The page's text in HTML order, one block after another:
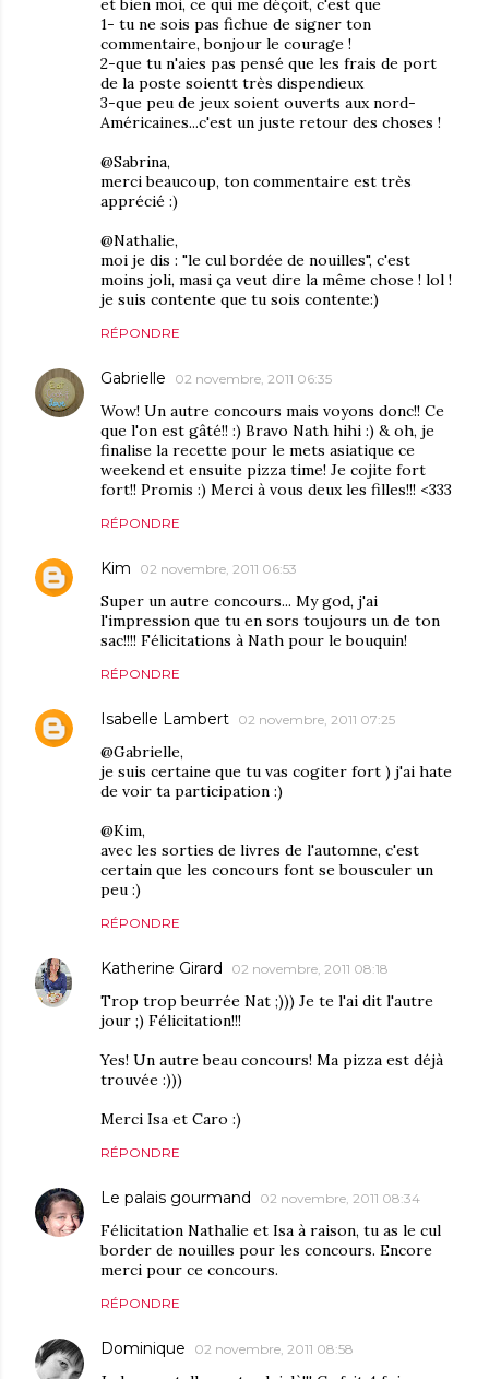
et bien moi, ce qui me déçoit, c'est que
1- tu ne sois pas fichue de signer ton
commentaire, bonjour le courage !
2-que tu n'aies pas pensé que les frais de port
de la poste soientt très dispendieux
3-que peu de jeux soient ouverts aux nord-
Américaines...c'est un juste retour des choses !
@Sabrina,
merci beaucoup, ton commentaire est très
apprécié :)
@Nathalie,
moi je dis : "le cul bordée de nouilles", c'est
moins joli, masi ça veut dire la même chose ! lol !
je suis contente que tu sois contente:)
RÉPONDRE
Gabrielle 02 novembre, 2011 06:35
Wow! Un autre concours mais voyons donc!! Ce
que l'on est gâté!! :) Bravo Nath hihi :) & oh, je
finalise la recette pour le mets asiatique ce
weekend et ensuite pizza time! Je cojite fort
fort!! Promis :) Merci à vous deux les filles!!! <333
RÉPONDRE
Kim 02 novembre, 2011 06:53
Super un autre concours... My god, j'ai
l'impression que tu en sors toujours un de ton
sac!!!! Félicitations à Nath pour le bouquin!
RÉPONDRE
Isabelle Lambert 02 novembre, 2011 07:25
@Gabrielle,
je suis certaine que tu vas cogiter fort ) j'ai hate
de voir ta participation :)
@Kim,
avec les sorties de livres de l'automne, c'est
certain que les concours font se bousculer un
peu :)
RÉPONDRE
Katherine Girard 02 novembre, 2011 08:18
Trop trop beurrée Nat ;))) Je te l'ai dit l'autre
jour ;) Félicitation!!!
Yes! Un autre beau concours! Ma pizza est déjà
trouvée :)))
Merci Isa et Caro :)
RÉPONDRE
Le palais gourmand 02 novembre, 2011 08:34
Félicitation Nathalie et Isa à raison, tu as le cul
border de nouilles pour les concours. Encore
merci pour ce concours.
RÉPONDRE
Dominique 02 novembre, 2011 08:58